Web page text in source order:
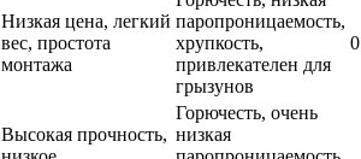
Низкая цена, легкий
вес, простота
монтажа
паропроницаемость,
хрупкость,
привлекателен для
грызунов
Высокая прочность,
Горючесть, очень
низкая